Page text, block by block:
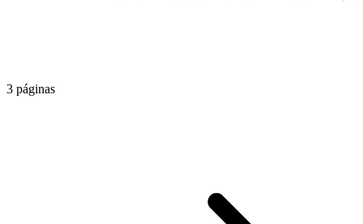
3 páginas